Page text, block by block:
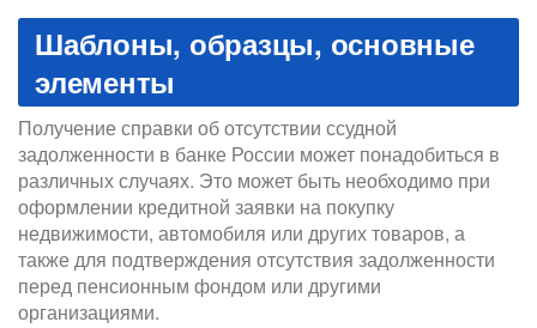
Шаблоны, образцы, основные
элементы
Получение справки об отсутствии ссудной
задолженности в банке России может понадобиться в
различных случаях. Это может быть необходимо при
оформлении кредитной заявки на покупку
недвижимости, автомобиля или других товаров, а
также для подтверждения отсутствия задолженности
перед пенсионным фондом или другими
организациями.